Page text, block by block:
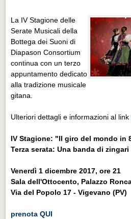
La IV Stagione delle
Serate Musicali della
Bottega dei Suoni di
Diapason Consortium
continua con un terzo
appuntamento dedicato
alla tradizione musicale
gitana.
Ulteriori dettagli e informazioni al link
IV Stagione: "Il giro del mondo in
Terza serata: Una banda di zingari
Venerdì 1 dicembre 2017, ore 21
Sala dell'Ottocento, Palazzo
Via del Popolo 17 - Vigevano (PV)
prenota QUI